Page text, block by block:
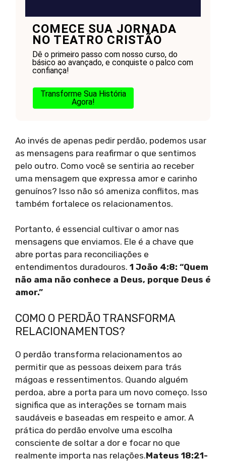
COMECE SUA JORNADA
NO TEATRO CRISTÃO
Dê o primeiro passo com nosso curso, do
básico ao avançado, e conquiste o palco com
confiança!
Transforme Sua História
Agora!
Ao invés de apenas pedir perdão, podemos usar
as mensagens para reafirmar o que sentimos
pelo outro. Como você se sentiria ao receber
uma mensagem que expressa amor e carinho
genuínos? Isso não só ameniza conflitos, mas
também fortalece os relacionamentos.
Portanto, é essencial cultivar o amor nas
mensagens que enviamos. Ele é a chave que
abre portas para reconciliações e
entendimentos duradouros. 1 João 4:8: “Quem
não ama não conhece a Deus, porque Deus é
amor.”
COMO O PERDÃO TRANSFORMA
RELACIONAMENTOS?
O perdão transforma relacionamentos ao
permitir que as pessoas deixem para trás
mágoas e ressentimentos. Quando alguém
perdoa, abre a porta para um novo começo. Isso
significa que as interações se tornam mais
saudáveis e baseadas em respeito e amor. A
prática do perdão envolve uma escolha
consciente de soltar a dor e focar no que
realmente importa nas relações.Mateus 18:21-